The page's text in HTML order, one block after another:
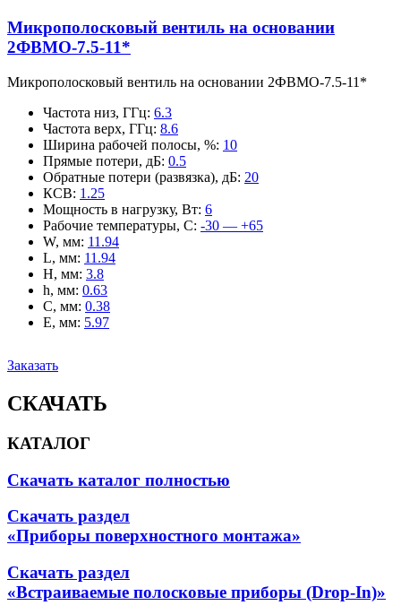
Микрополосковый вентиль на основании
2ФВМO-7.5-11*
Микрополосковый вентиль на основании 2ФВМO-7.5-11*
Частота низ, ГГц: 6.3
Частота верх, ГГц: 8.6
Ширина рабочей полосы, %: 10
Прямые потери, дБ: 0.5
Обратные потери (развязка), дБ: 20
КСВ: 1.25
Мощность в нагрузку, Вт: 6
Рабочие температуры, С: -30 — +65
W, мм: 11.94
L, мм: 11.94
H, мм: 3.8
h, мм: 0.63
C, мм: 0.38
E, мм: 5.97
Заказать
СКАЧАТЬ
КАТАЛОГ
Скачать каталог полностью
Скачать раздел
«Приборы поверхностного монтажа»
Скачать раздел
«Встраиваемые полосковые приборы (Drop-In)»